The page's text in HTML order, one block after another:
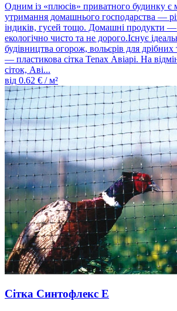
Одним із «плюсів» приватного будинку є
утримання домашнього господарства —
індиків, гусей тощо. Домашні продукти
екологічно чисто та не дорого.Існує
будівництва огорож, вольєрів для
— пластикова сітка Tenax Авіарі. На
сіток, Аві...
від 0.62 € / м²
Сітка Синтофлекс Е